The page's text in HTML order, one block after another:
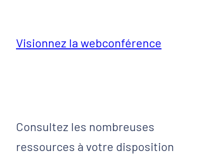
Visionnez la webconférence
Consultez les nombreuses
ressources à votre disposition